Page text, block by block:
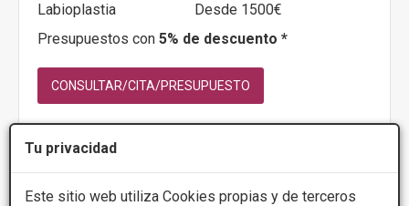
Tu privacidad
Este sitio web utiliza Cookies propias y de terceros
Labioplastia
Desde 1500€
Presupuestos con 5% de descuento *
CONSULTAR/CITA/PRESUPUESTO
Más información